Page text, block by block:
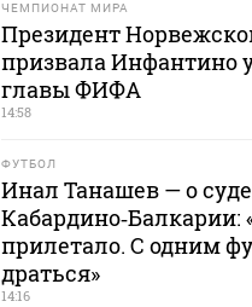
ЧЕМПИОНАТ МИРА
Президент
призвала Инфантино
главы ФИФА
14:58
ФУТБОЛ
Инал Танашев — о
прилетало. С одним
драться»
14:16